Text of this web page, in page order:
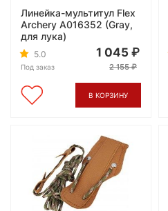
Линейка-мультитул Flex
Archery A016352 (Gray,
для лука)
5.0
Под заказ
1 045
2 155
В КОРЗИНУ